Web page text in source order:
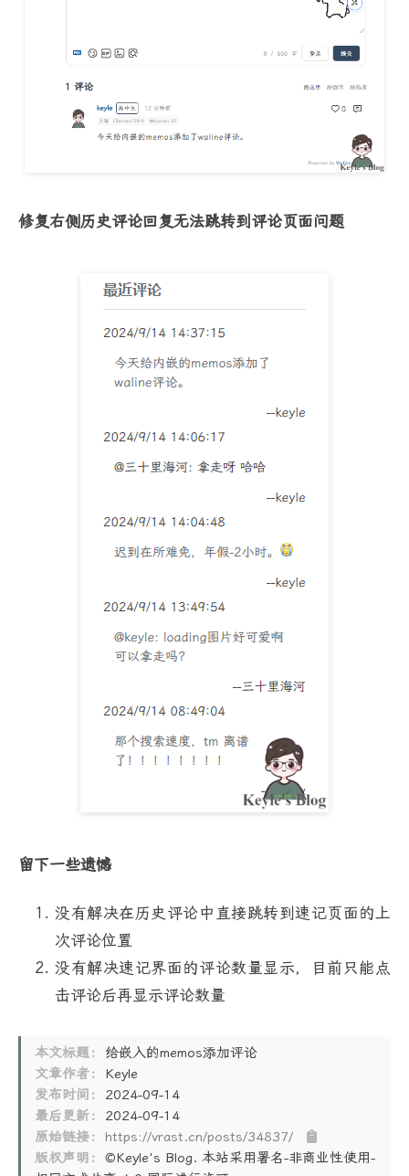
修复右侧历史评论回复无法跳转到评论页面问题
留下一些遗憾
没有解决在历史评论中直接跳转到速记页面的上
次评论位置
没有解决速记界面的评论数量显示，目前只能点
击评论后再显示评论数量
本文标题：
给嵌入的memos添加评论
文章作者：
Keyle
发布时间：
2024-09-14
最后更新：
2024-09-14
原始链接：
https://vrast.cn/posts/34837/
版权声明：
©Keyle's Blog. 本站采用署名-非商业性使用-